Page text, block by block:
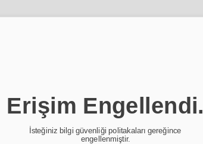
Erişim Engellendi.
İsteğiniz bilgi güvenliği politakaları gereğince
engellenmiştir.